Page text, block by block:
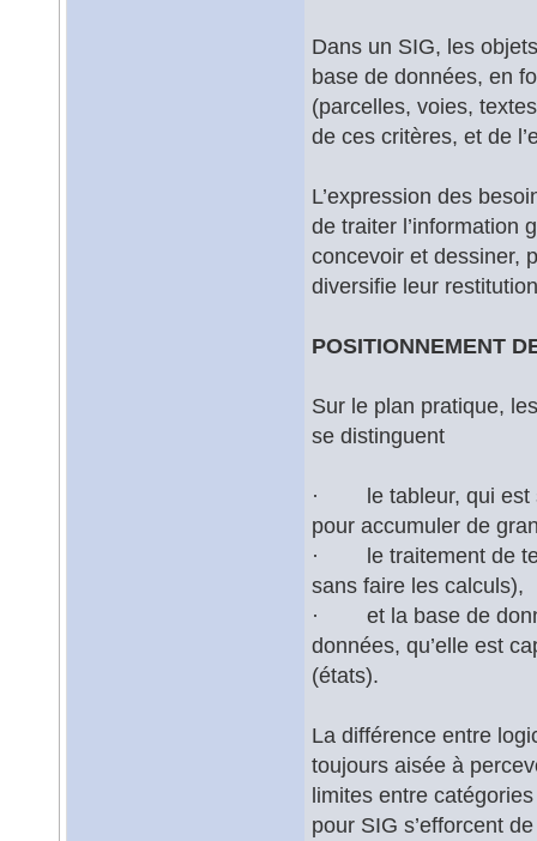
Dans un SIG, les
base de données, en
(parcelles, voies,
de ces critères, et de
L’expression des
de traiter l’information
concevoir et dessiner,
diversifie leur
POSITIONNEMENT
Sur le plan pratique,
se distinguent
· le tableur, qui est
pour accumuler de
· le traitement de
sans faire les calculs),
· et la base de
données, qu’elle est
(états).
La différence entre
toujours aisée à
limites entre
pour SIG s’efforcent